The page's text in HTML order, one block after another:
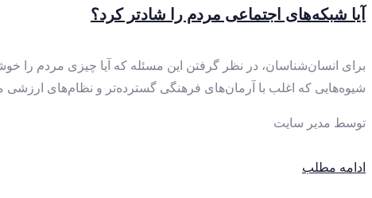
آیا شبکه‌های اجتماعی مردم را شادتر کرد؟
برای انسان‌شناسان، در نظر گرفتن این مسئله که آیا چیزی مردم را
شیوه‌هایی که اغلب با آرمان‌های فرهنگی گسترده‌تر و نظام‌های
توسط مدیر سایت
ادامه مطلب